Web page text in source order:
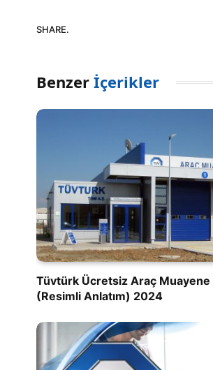
SHARE.
Benzer İçerikler
Tüvtürk Ücretsiz Araç Muayene
(Resimli Anlatım) 2024